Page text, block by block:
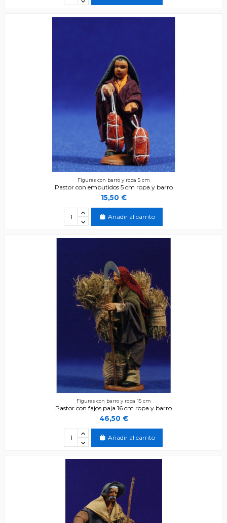
Figuras con barro y ropa 5 cm
Pastor con embutidos 5 cm ropa y barro
15,50 €
Añadir al carrito
Figuras con barro y ropa 15 cm
Pastor con fajos paja 16 cm ropa y barro
46,50 €
Añadir al carrito